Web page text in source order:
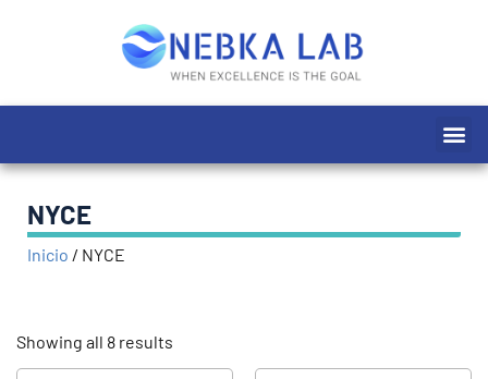
NYCE
Inicio / NYCE
Showing all 8 results